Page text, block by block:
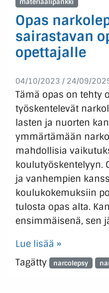
materiaalipankki
Opas
sairastavan
opettajalle
04/10/2023 / 24/09/
Tämä opas on tehty
työskentelevät
lasten ja nuorten
ymmärtämään
mahdollisia
koulutyöskentelyyn.
ja vanhempien
koulukokemuksiin
tulosta opas alta.
ensimmäisenä, sen
Lue lisää »
Tagätty
narcolepsy